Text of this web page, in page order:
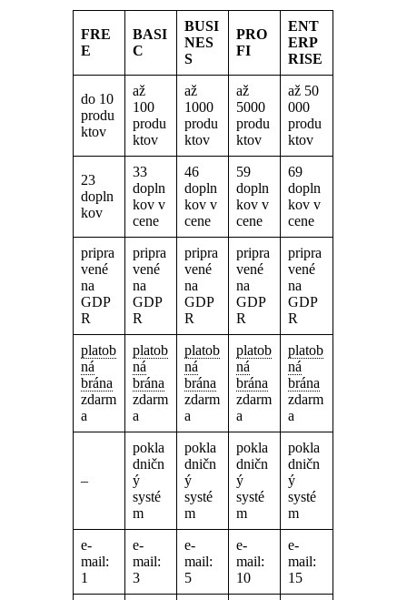
FRE
E
BASI
C
BUSI
NES
S
PRO
FI
ENT
ERP
RISE
do 10
produ
ktov
až
100
produ
ktov
až
1000
produ
ktov
až
5000
produ
ktov
až 50
000
produ
ktov
23
dopln
kov
33
dopln
kov v
cene
46
dopln
kov v
cene
59
dopln
kov v
cene
69
dopln
kov v
cene
pripra
vené
na
GDP
R
pripra
vené
na
GDP
R
pripra
vené
na
GDP
R
pripra
vené
na
GDP
R
pripra
vené
na
GDP
R
platob
ná
brána
zdarm
a
platob
ná
brána
zdarm
a
platob
ná
brána
zdarm
a
platob
ná
brána
zdarm
a
platob
ná
brána
zdarm
a
–
pokla
dničn
ý
systé
m
pokla
dničn
ý
systé
m
pokla
dničn
ý
systé
m
pokla
dničn
ý
systé
m
e-
mail:
1
e-
mail:
3
e-
mail:
5
e-
mail:
10
e-
mail:
15